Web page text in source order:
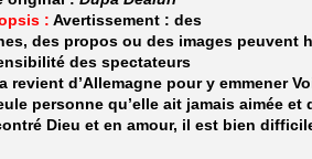
: Avertissement : des
des propos ou des images peuvent
des spectateurs
revient d’Allemagne pour y emmener
personne qu’elle ait jamais aimée et
Dieu et en amour, il est bien